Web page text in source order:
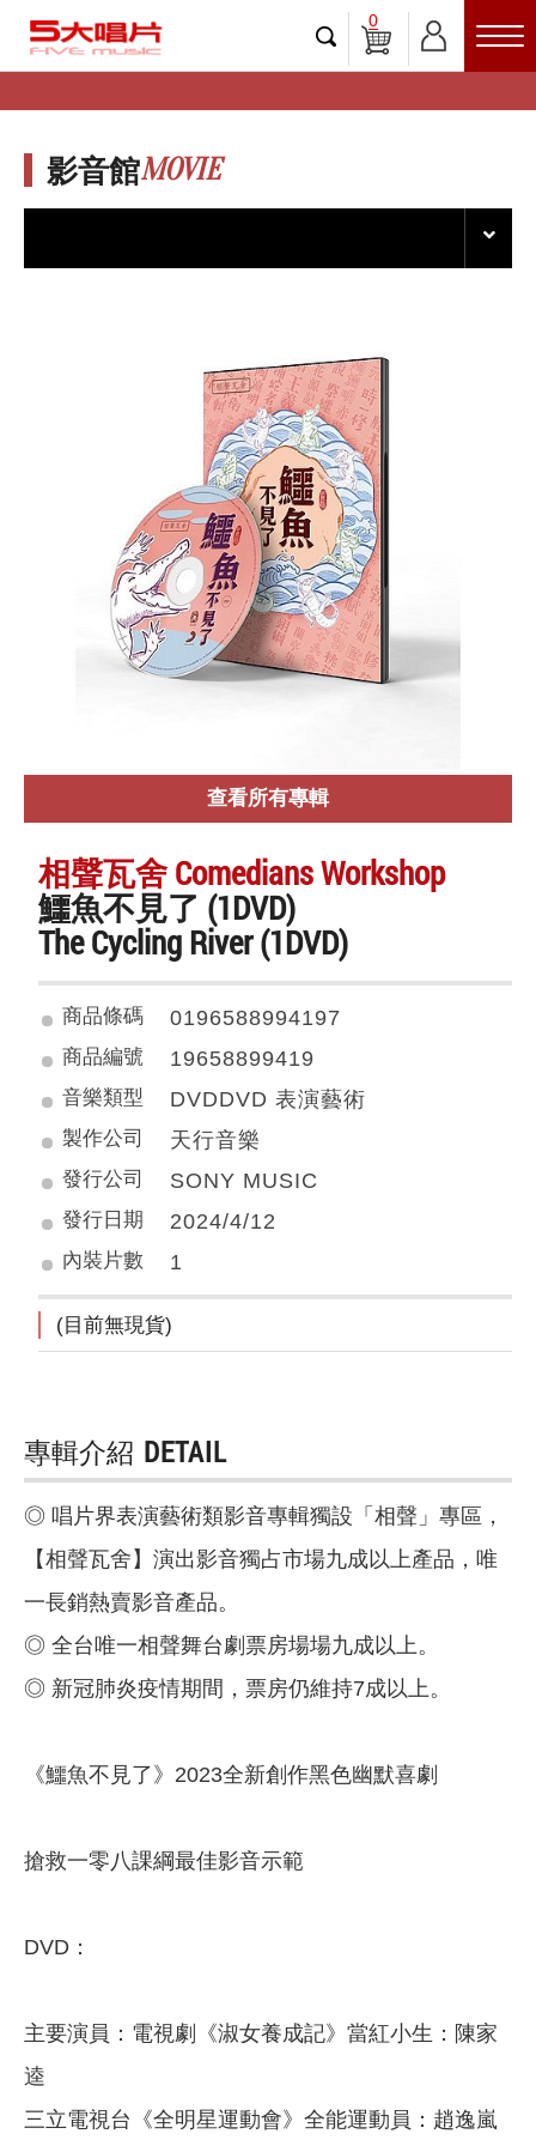
0
影音館MOVIE
查看所有專輯
相聲瓦舍 Comedians Workshop
鱷魚不見了 (1DVD)
The Cycling River (1DVD)
商品條碼 0196588994197
商品編號 19658899419
音樂類型 DVDDVD 表演藝術
製作公司 天行音樂
發行公司 SONY MUSIC
發行日期 2024/4/12
內裝片數 1
(目前無現貨)
專輯介紹 DETAIL
◎ 唱片界表演藝術類影音專輯獨設「相聲」專區，
【相聲瓦舍】演出影音獨占市場九成以上產品，唯
一長銷熱賣影音產品。
◎ 全台唯一相聲舞台劇票房場場九成以上。
◎ 新冠肺炎疫情期間，票房仍維持7成以上。
《鱷魚不見了》2023全新創作黑色幽默喜劇
搶救一零八課綱最佳影音示範
DVD：
主要演員：電視劇《淑女養成記》當紅小生：陳家
逵
三立電視台《全明星運動會》全能運動員：趙逸嵐